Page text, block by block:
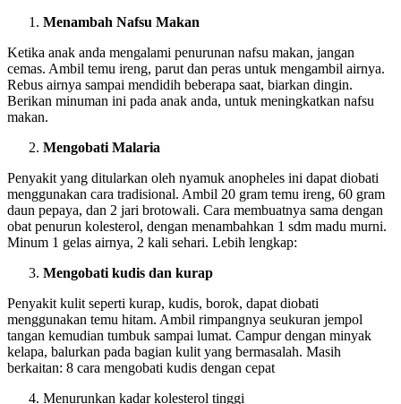
Menambah Nafsu Makan
Ketika anak anda mengalami penurunan nafsu makan, jangan
cemas. Ambil temu ireng, parut dan peras untuk mengambil airnya.
Rebus airnya sampai mendidih beberapa saat, biarkan dingin.
Berikan minuman ini pada anak anda, untuk meningkatkan nafsu
makan.
Mengobati Malaria
Penyakit yang ditularkan oleh nyamuk anopheles ini dapat diobati
menggunakan cara tradisional. Ambil 20 gram temu ireng, 60 gram
daun pepaya, dan 2 jari brotowali. Cara membuatnya sama dengan
obat penurun kolesterol, dengan menambahkan 1 sdm madu murni.
Minum 1 gelas airnya, 2 kali sehari. Lebih lengkap:
Mengobati kudis dan kurap
Penyakit kulit seperti kurap, kudis, borok, dapat diobati
menggunakan temu hitam. Ambil rimpangnya seukuran jempol
tangan kemudian tumbuk sampai lumat. Campur dengan minyak
kelapa, balurkan pada bagian kulit yang bermasalah. Masih
berkaitan: 8 cara mengobati kudis dengan cepat
Menurunkan kadar kolesterol tinggi